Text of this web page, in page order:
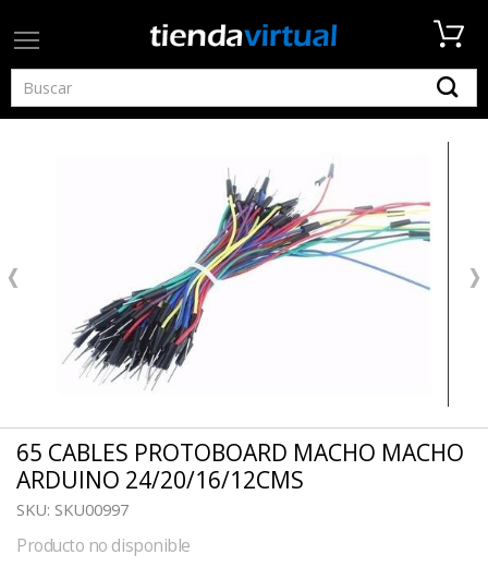
65 CABLES PROTOBOARD MACHO MACHO
ARDUINO 24/20/16/12CMS
SKU: SKU00997
Producto no disponible